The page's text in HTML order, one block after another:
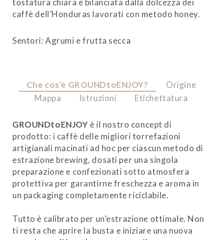
tostatura chiara è bilanciata dalla dolcezza dei
caffè dell’Honduras lavorati con metodo honey.
Sentori: Agrumi e frutta secca
Che cos'è GROUNDtoENJOY?
Origine
Mappa
Istruzioni Etichettatura
GROUNDtoENJOY è il nostro concept di
prodotto: i caffè delle migliori torrefazioni
artigianali macinati ad hoc per ciascun metodo di
estrazione brewing, dosati per una singola
preparazione e confezionati sotto atmosfera
protettiva per garantirne freschezza e aroma in
un packaging completamente riciclabile.
Tutto è calibrato per un’estrazione ottimale. Non
ti resta che aprire la busta e iniziare una nuova